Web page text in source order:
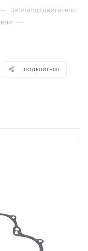
Запчасти двигатель
—
ПОДЕЛИТЬСЯ